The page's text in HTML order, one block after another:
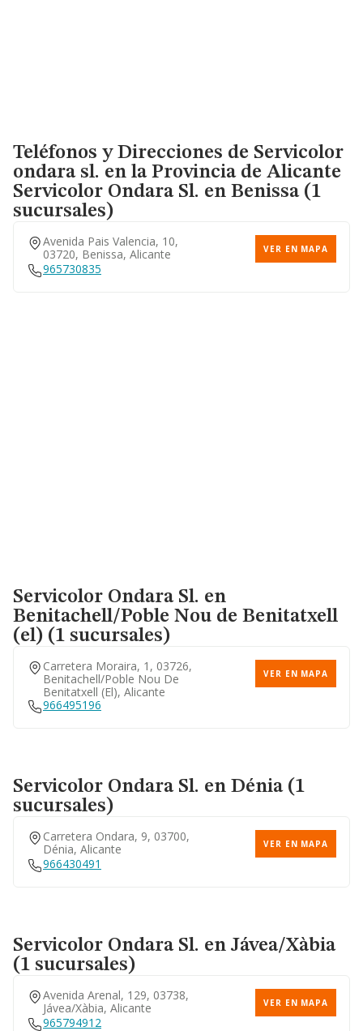
Teléfonos y Direcciones de Servicolor
ondara sl. en la Provincia de Alicante
Servicolor Ondara Sl. en Benissa (1
sucursales)
Avenida Pais Valencia, 10,
03720, Benissa, Alicante
VER EN MAPA
965730835
Servicolor Ondara Sl. en
Benitachell/Poble Nou de Benitatxell
(el) (1 sucursales)
Carretera Moraira, 1, 03726,
Benitachell/poble Nou De
Benitatxell (el), Alicante
VER EN MAPA
966495196
Servicolor Ondara Sl. en Dénia (1
sucursales)
Carretera Ondara, 9, 03700,
Dénia, Alicante
VER EN MAPA
966430491
Servicolor Ondara Sl. en Jávea/Xàbia
(1 sucursales)
Avenida Arenal, 129, 03738,
Jávea/xàbia, Alicante
VER EN MAPA
965794912